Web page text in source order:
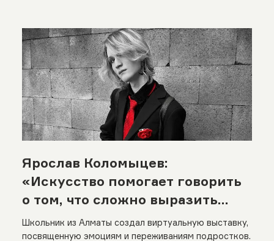
Ярослав Коломыцев:
«Искусство помогает говорить
о том, что сложно выразить
словами»
Школьник из Алматы создал виртуальную выставку,
посвященную эмоциям и переживаниям подростков.